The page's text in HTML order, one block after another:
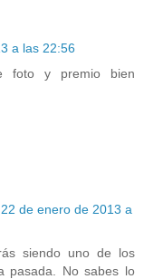
a las 22:56
foto y premio bien
22 de enero de 2013 a
siendo uno de los
pasada. No sabes lo